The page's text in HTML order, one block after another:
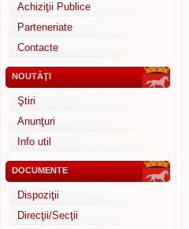
Achiziţii Publice
Parteneriate
Contacte
NOUTĂŢI
Ştiri
Anunţuri
Info util
DOCUMENTE
Dispoziţii
Direcţii/Secţii